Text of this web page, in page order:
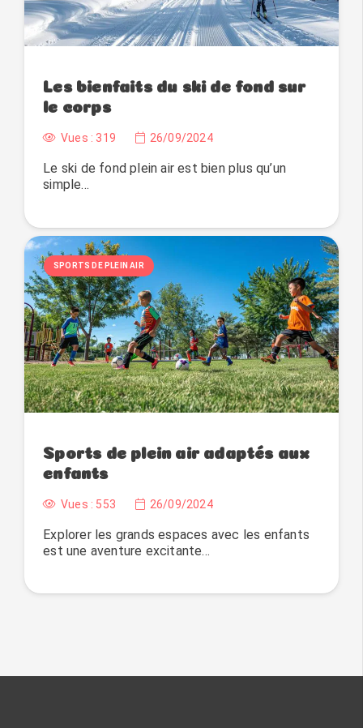
Les bienfaits du ski de fond sur
le corps
Vues : 319 26/09/2024
Le ski de fond plein air est bien plus qu’un
simple…
SPORTS DE PLEIN AIR
Sports de plein air adaptés aux
enfants
Vues : 553 26/09/2024
Explorer les grands espaces avec les enfants
est une aventure excitante…